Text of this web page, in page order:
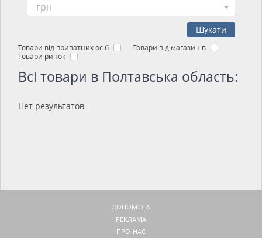
грн
Шукати
Товари від приватних осіб
Товари від магазинів
Товари ринок
Всі товари в Полтавська область:
Нет результатов.
ДОПОМОГА
РЕКЛАМА
ПРО НАС